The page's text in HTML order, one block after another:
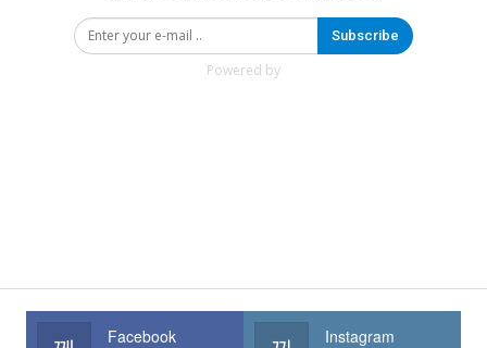
Subscribe
Powered by
Facebook Instagram